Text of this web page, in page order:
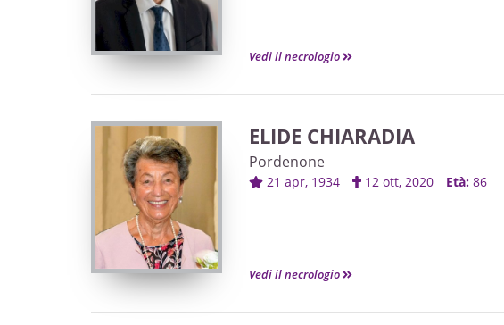
Vedi il necrologio
ELIDE CHIARADIA
Pordenone
21 apr, 1934 12 ott, 2020 Età: 86
Vedi il necrologio